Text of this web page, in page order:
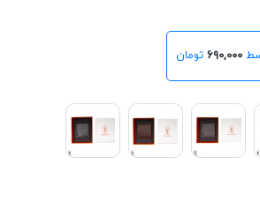
۶۹۰,۰۰۰تومان